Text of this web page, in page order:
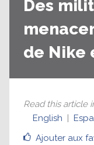
Des
de Nike
Ajouter aux
Read this article
English